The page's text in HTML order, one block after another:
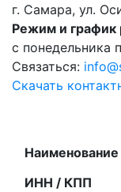
г. Самара, ул.
Режим и график
с понедельника
Связаться:
Скачать
ИНН / КПП